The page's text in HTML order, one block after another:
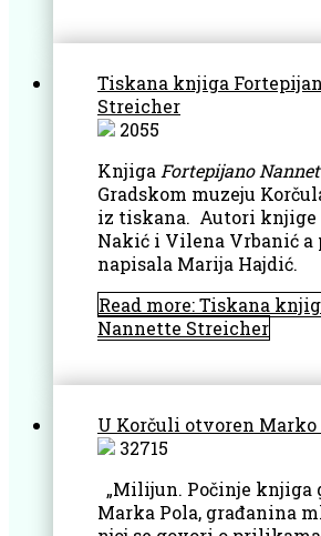
Tiskana knjiga
Streicher
2055
KnjigaFortepijano
Gradskom muzeju
iz tiskana. Autori knjige
Nakić i Vilena Vrbanić a
napisala Marija Hajdić.
Read more: Tiskana
Nannette Streicher
U Korčuli otvoren Marko
32715
„Milijun. Počinje knjiga
Marka Pola, građanina